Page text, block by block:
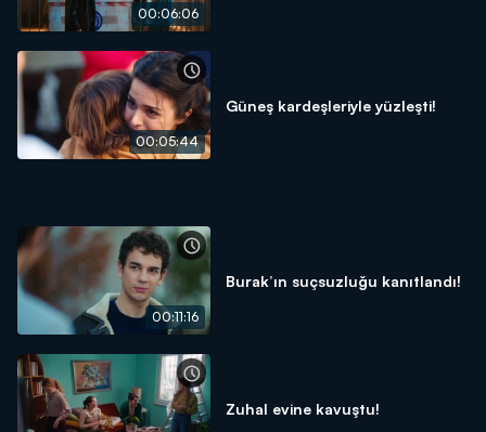
00:06:06
00:05:44
Güneş kardeşleriyle yüzleşti!
00:11:16
Burak’ın suçsuzluğu kanıtlandı!
Zuhal evine kavuştu!